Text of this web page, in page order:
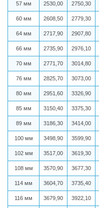
57 мм 2530,00 2750,30
60 мм 2608,50 2779,30
64 мм 2717,90 2907,80
66 мм 2735,90 2976,10
70 мм 2771,70 3014,80
76 мм 2825,70 3073,00
80 мм 2951,60 3326,90
85 мм 3150,40 3375,30
89 мм 3186,30 3414,00
100 мм 3498,90 3599,90
102 мм 3517,00 3619,30
108 мм 3570,90 3677,30
114 мм 3604,70 3735,40
116 мм 3679,90 3922,10